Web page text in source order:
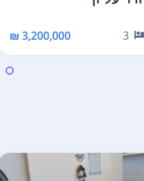
3
3,200,000 ₪